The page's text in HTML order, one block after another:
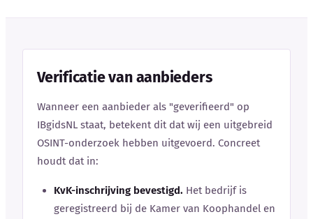
Verificatie van aanbieders
Wanneer een aanbieder als "geverifieerd" op
IBgidsNL staat, betekent dit dat wij een uitgebreid
OSINT-onderzoek hebben uitgevoerd. Concreet
houdt dat in:
KvK-inschrijving bevestigd. Het bedrijf is
geregistreerd bij de Kamer van Koophandel en